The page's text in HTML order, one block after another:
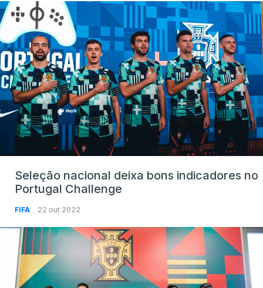
Seleção nacional deixa bons indicadores no
Portugal Challenge
FIFA 22 out 2022